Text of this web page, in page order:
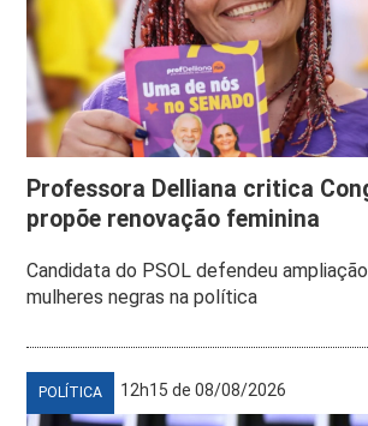
Professora Delliana critica
propõe renovação feminina
Candidata do PSOL defendeu
mulheres negras na política
POLÍTICA 12h15 de 08/08/2026